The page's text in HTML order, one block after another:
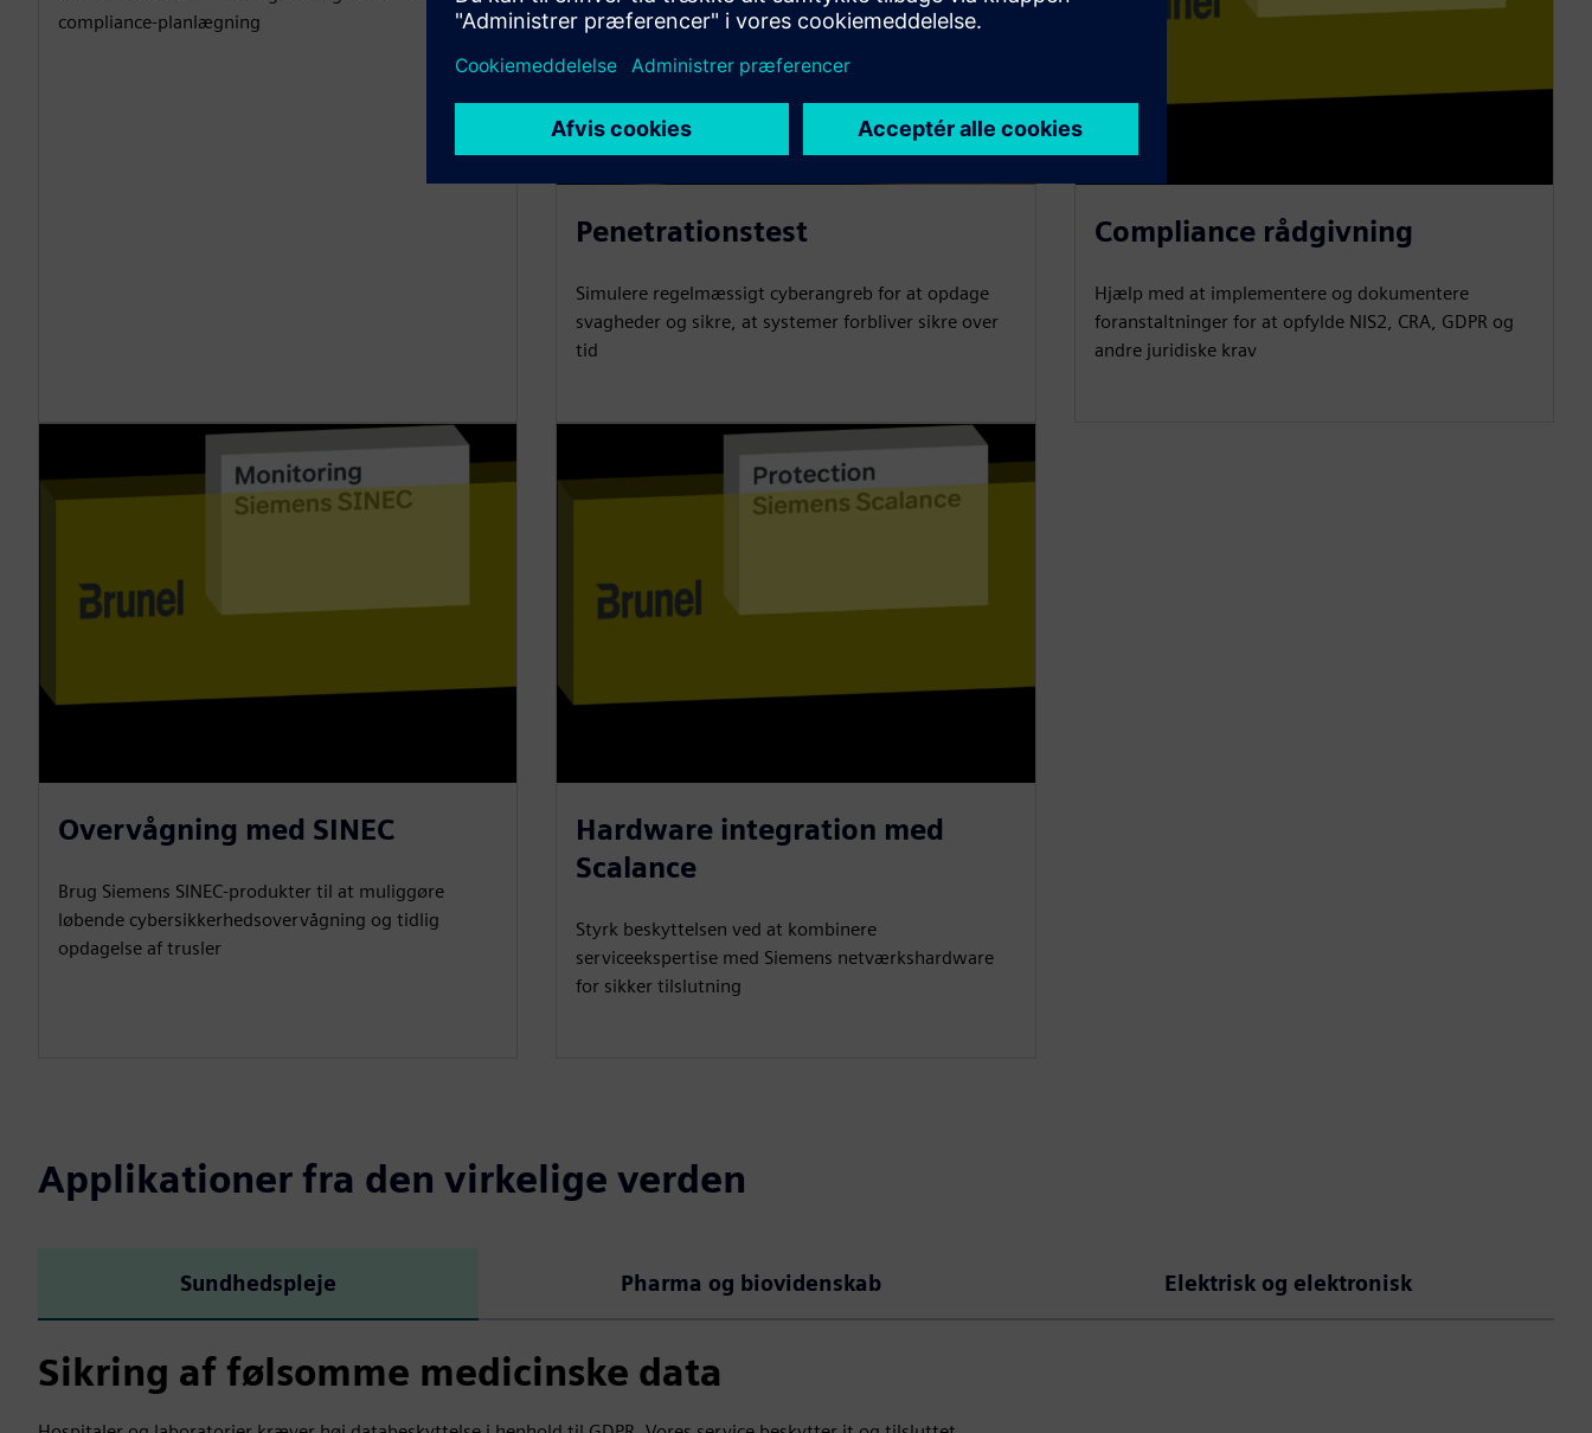
compliance-planlægning
Penetrationstest
Simulere regelmæssigt cyberangreb for at opdage
svagheder og sikre, at systemer forbliver sikre over
tid
Compliance rådgivning
Hjælp med at implementere og dokumentere
foranstaltninger for at opfylde NIS2, CRA, GDPR og
andre juridiske krav
Overvågning med SINEC
Brug Siemens SINEC-produkter til at muliggøre
løbende cybersikkerhedsovervågning og tidlig
opdagelse af trusler
Hardware integration med
Scalance
Styrk beskyttelsen ved at kombinere
serviceekspertise med Siemens netværkshardware
for sikker tilslutning
Applikationer fra den virkelige verden
Sundhedspleje Pharma og biovidenskab Elektrisk og elektronisk
Sikring af følsomme medicinske data